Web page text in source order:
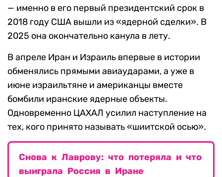
— именно в его первый президентский срок в
2018 году США вышли из «ядерной сделки». В
2025 она окончательно канула в лету.
В апреле Иран и Израиль впервые в истории
обменялись прямыми авиаударами, а уже в
июне израильтяне и американцы вместе
бомбили иранские ядерные объекты.
Одновременно ЦАХАЛ усилил наступление на
тех, кого принято называть «шиитской осью».
Снова к Лаврову: что потеряла и что
выиграла Россия в Иране